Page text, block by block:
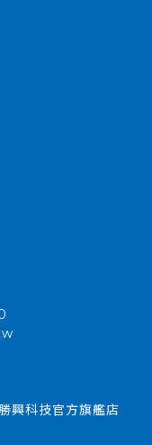
興科技官方旗艦店